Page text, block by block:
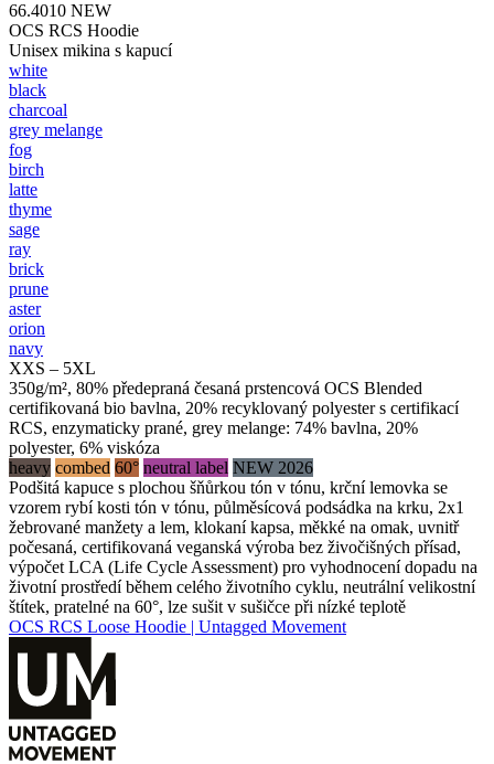
66.4010 NEW
OCS RCS Hoodie
Unisex mikina s kapucí
white
black
charcoal
grey melange
fog
birch
latte
thyme
sage
ray
brick
prune
aster
orion
navy
XXS – 5XL
350g/m², 80% předepraná česaná prstencová OCS Blended
certifikovaná bio bavlna, 20% recyklovaný polyester s certifikací
RCS, enzymaticky prané, grey melange: 74% bavlna, 20%
polyester, 6% viskóza
heavy combed 60° neutral label NEW 2026
Podšitá kapuce s plochou šňůrkou tón v tónu, krční lemovka se
vzorem rybí kosti tón v tónu, půlměsícová podsádka na krku, 2x1
žebrované manžety a lem, klokaní kapsa, měkké na omak, uvnitř
počesaná, certifikovaná veganská výroba bez živočišných přísad,
výpočet LCA (Life Cycle Assessment) pro vyhodnocení dopadu na
životní prostředí během celého životního cyklu, neutrální velikostní
štítek, pratelné na 60°, lze sušit v sušičce při nízké teplotě
OCS RCS Loose Hoodie | Untagged Movement